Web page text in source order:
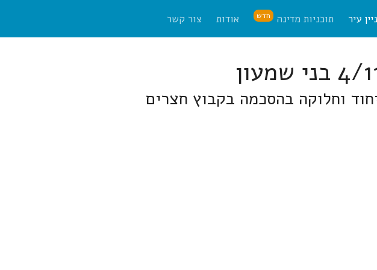
עיר תוכניות מדינה חדש אודות צור קשר
וחלוקה בהסכמה בקבוץ חצרים